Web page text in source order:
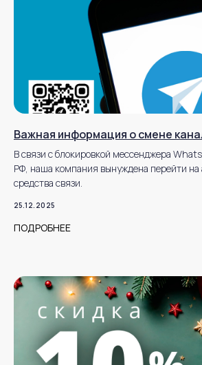
Важная информация о смене
В связи с блокировкой мессенджера
РФ, наша компания вынуждена перейти на
средства связи.
25.12.2025
ПОДРОБНЕЕ